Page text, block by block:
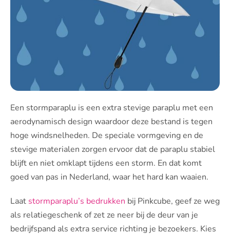
Een stormparaplu is een extra stevige paraplu met een
aerodynamisch design waardoor deze bestand is tegen
hoge windsnelheden. De speciale vormgeving en de
stevige materialen zorgen ervoor dat de paraplu stabiel
blijft en niet omklapt tijdens een storm. En dat komt
goed van pas in Nederland, waar het hard kan waaien.
Laat stormparaplu’s bedrukken bij Pinkcube, geef ze weg
als relatiegeschenk of zet ze neer bij de deur van je
bedrijfspand als extra service richting je bezoekers. Kies